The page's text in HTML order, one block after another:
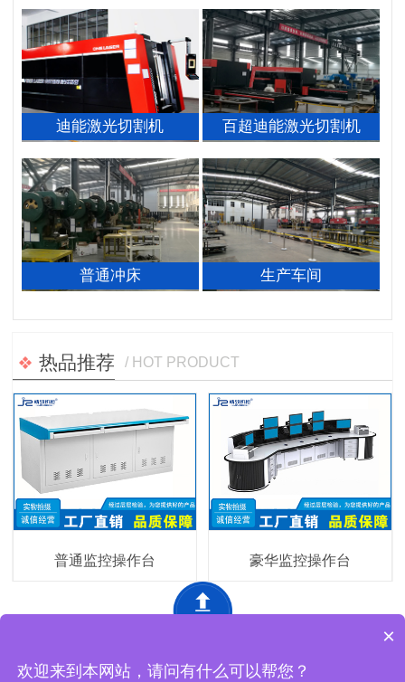
迪能激光切割机 百超迪能激光切割机
普通冲床 生产车间
热品推荐 / HOT PRODUCT
普通监控操作台 豪华监控操作台
深圳市精致网络设备有限公司 版权所有
工厂地址：东莞市黄江镇马庙街18号黄金工业城4栋精致工业园
×
欢迎来到本网站，请问有什么可以帮您？